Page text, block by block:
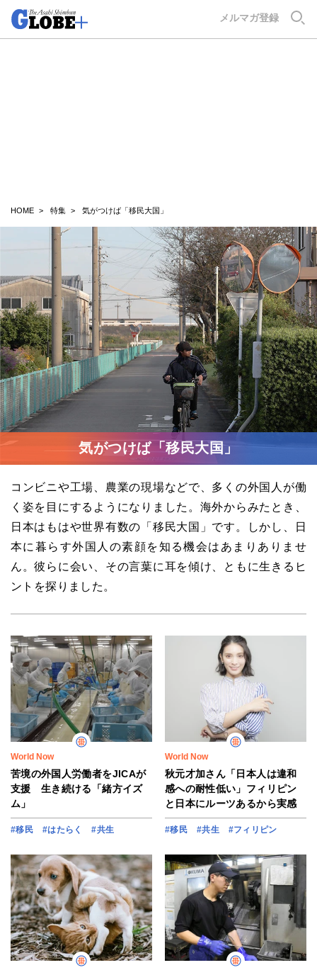
メルマガ登録
HOME 特集 気がつけば「移民大国」
気がつけば「移民大国」
コンビニや工場、農業の現場などで、多くの外国人が働
く姿を目にするようになりました。海外からみたとき、
日本はもはや世界有数の「移民大国」です。しかし、日
本に暮らす外国人の素顔を知る機会はあまりありませ
ん。彼らに会い、その言葉に耳を傾け、ともに生きるヒ
ントを探りました。
World Now
苦境の外国人労働者をJICAが
支援 生き続ける「緒方イズ
ム」
#移民 #はたらく #共生
World Now
秋元才加さん「日本人は違和
感への耐性低い」フィリピン
と日本にルーツあるから実感
#移民 #共生 #フィリピン